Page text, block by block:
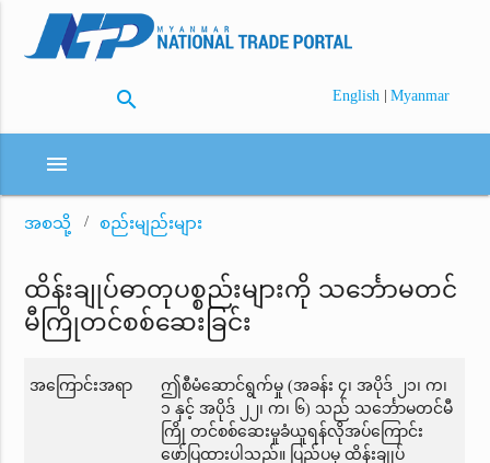
search English | Myanmar
menu
အစသို့ စည်းမျည်းများ
ထိန်းချုပ်ဓာတုပစ္စည်းများကို သင်္ဘောမတင်
မီကြိုတင်စစ်ဆေးခြင်း
အကြောင်းအရာ
ဤစီမံဆောင်ရွက်မှု (အခန်း ၄၊ အပိုဒ် ၂၁၊ က၊
၁ နှင့် အပိုဒ် ၂၂၊ က၊ ၆) သည် သင်္ဘောမတင်မီ
ကြို တင်စစ်ဆေးမှုခံယူရန်လိုအပ်ကြောင်း
ဖော်ပြထားပါသည်။ ပြည်ပမှ ထိန်းချုပ်